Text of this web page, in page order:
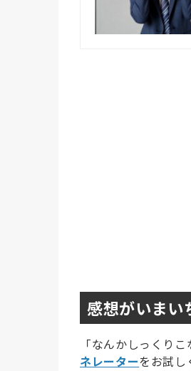
感想がいま
「なんかしっくり
ネレーターをお試し